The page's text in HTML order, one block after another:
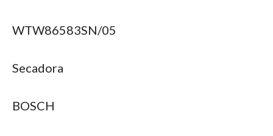
WTW86583SN/05
Secadora
BOSCH